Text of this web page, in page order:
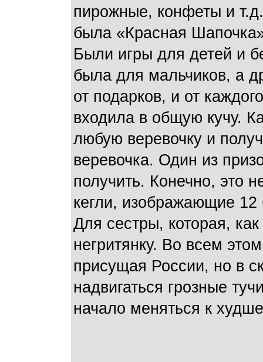
пирожные, конфеты и
была «Красная
Были игры для детей и
была для мальчиков, а
от подарков, и от
входила в общую кучу.
любую веревочку и
веревочка. Один из
получить. Конечно, это
кегли, изображающие 12
Для сестры, которая,
негритянку. Во всем
присущая России, но в
надвигаться грозные
начало меняться к